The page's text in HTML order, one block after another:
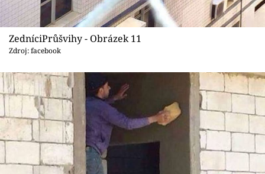
ZedníciPrůšvihy - Obrázek 11
Zdroj: facebook